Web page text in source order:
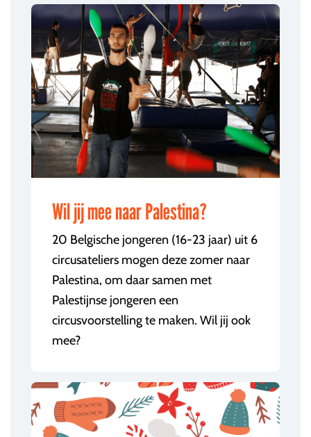
Wil jij mee naar Palestina?
20 Belgische jongeren (16-23 jaar) uit 6
circusateliers mogen deze zomer naar
Palestina, om daar samen met
Palestijnse jongeren een
circusvoorstelling te maken. Wil jij ook
mee?